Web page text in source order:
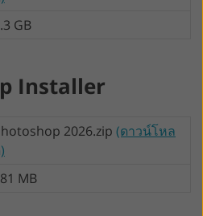
GB
Installer
2026.zip (ดาวน์โหล
MB